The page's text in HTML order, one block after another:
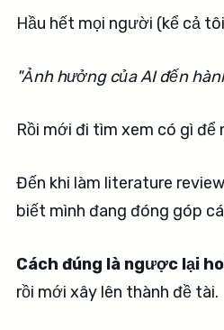
Hầu hết mọi người (kể cả
"Ảnh hưởng của AI đến
Rồi mới đi tìm xem có gì để
Đến khi làm literature
biết mình đang đóng góp
Cách đúng là ngược lại
rồi mới xây lên thành đề tài.